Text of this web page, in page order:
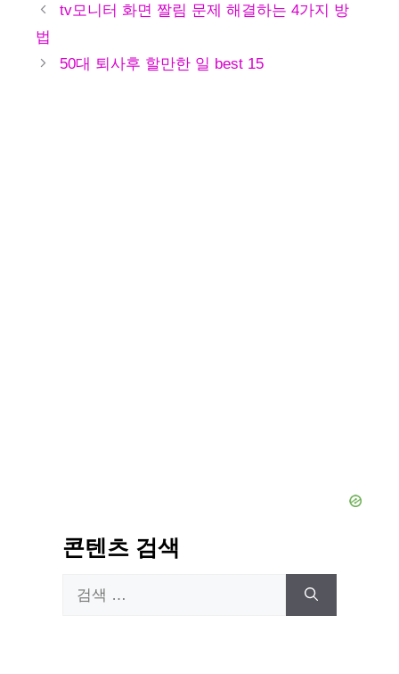
tv모니터 화면 짤림 문제 해결하는 4가지 방
법
50대 퇴사후 할만한 일 best 15
콘텐츠 검색